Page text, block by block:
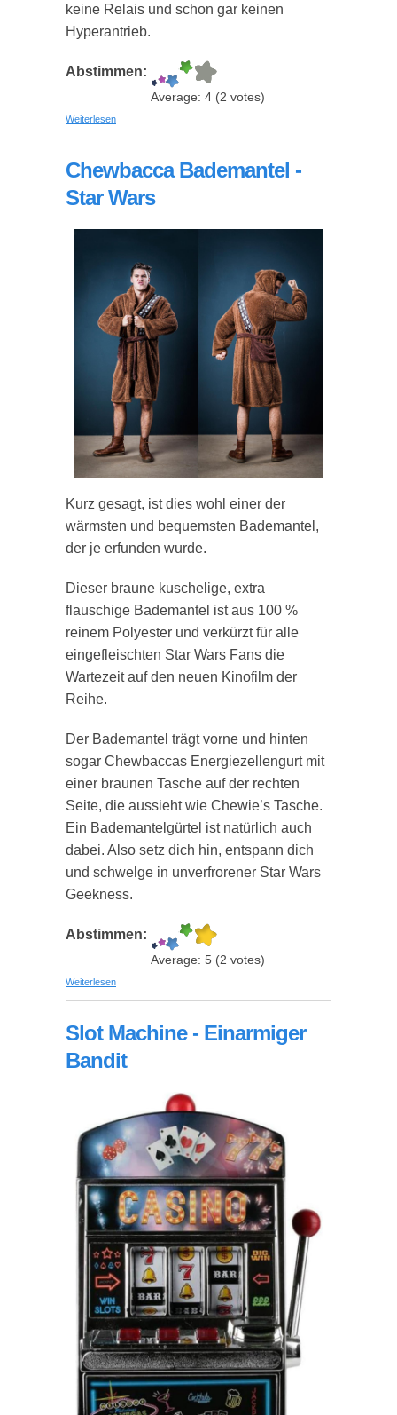
keine Relais und schon gar keinen
Hyperantrieb.
Abstimmen:
Average: 4 (2 votes)
Weiterlesen über Star Wars Millenium Falke Schneidebrett
Chewbacca Bademantel -
Star Wars
Kurz gesagt, ist dies wohl einer der
wärmsten und bequemsten Bademantel,
der je erfunden wurde.
Dieser braune kuschelige, extra
flauschige Bademantel ist aus 100 %
reinem Polyester und verkürzt für alle
eingefleischten Star Wars Fans die
Wartezeit auf den neuen Kinofilm der
Reihe.
Der Bademantel trägt vorne und hinten
sogar Chewbaccas Energiezellengurt mit
einer braunen Tasche auf der rechten
Seite, die aussieht wie Chewie’s Tasche.
Ein Bademantelgürtel ist natürlich auch
dabei. Also setz dich hin, entspann dich
und schwelge in unverfrorener Star Wars
Geekness.
Abstimmen:
Average: 5 (2 votes)
Weiterlesen über Chewbacca Bademantel - Star Wars
Slot Machine - Einarmiger
Bandit